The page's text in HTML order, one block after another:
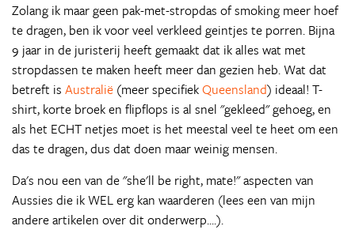
Zolang ik maar geen pak-met-stropdas of smoking meer hoef
te dragen, ben ik voor veel verkleed geintjes te porren. Bijna
9 jaar in de juristerij heeft gemaakt dat ik alles wat met
stropdassen te maken heeft meer dan gezien heb. Wat dat
betreft is Australië (meer specifiekQueensland) ideaal! T-
shirt, korte broek en flipflops is al snel "gekleed" gehoeg, en
als het ECHT netjes moet is het meestal veel te heet om een
das te dragen, dus dat doen maar weinig mensen.
Da's nou een van de "she'll be right, mate!" aspecten van
Aussies die ik WEL erg kan waarderen (lees een van mijn
andere artikelen over dit onderwerp....).